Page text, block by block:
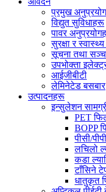
प्रमुख
विद्युत सुविधाहरू
पावर
सुरक्षा र
सूचना तथा
उपभोक्ता
आईजीबीटी
लेमिनेटेड बसबार
उत्पादनहरू
इन्सुलेशन
PET
BOPP
पीसी/
लचिलो
कडा
टाँसिने
धातुकृत